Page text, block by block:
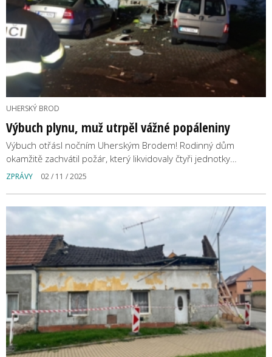
UHERSKÝ BROD
Výbuch plynu, muž utrpěl vážné popáleniny
Výbuch otřásl nočním Uherským Brodem! Rodinný dům
okamžitě zachvátil požár, který likvidovaly čtyři jednotky…
ZPRÁVY 02 / 11 / 2025